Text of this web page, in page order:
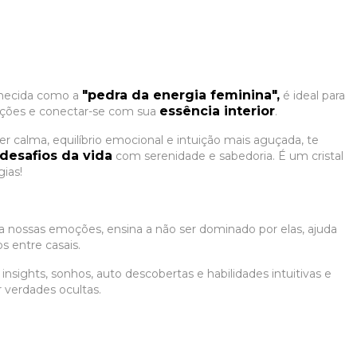
como a "pedra da energia feminina", é ideal para
e conectar-se com sua essência interior.
calma, equilíbrio emocional e intuição mais aguçada, te
da vida com serenidade e sabedoria. É um cristal
nossas emoções, ensina a não ser dominado por elas, ajuda
entre casais.
sonhos, auto descobertas e habilidades intuitivas e
ocultas.